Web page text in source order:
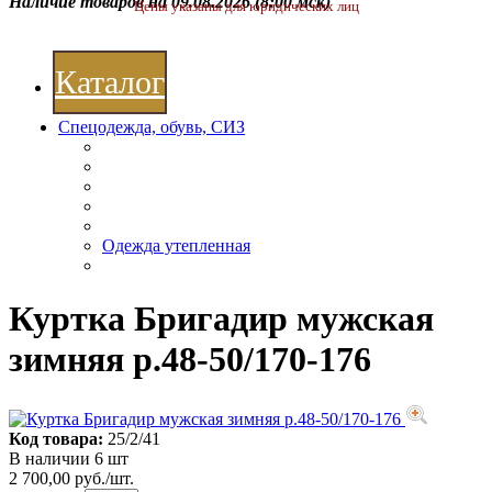
Цены указаны для юридических лиц
Каталог
Спецодежда, обувь, СИЗ
Одежда утепленная
Куртка Бригадир мужская
зимняя р.48-50/170-176
Код товара: 25/2/41
В наличии 6 шт
2 700,00 руб./шт.